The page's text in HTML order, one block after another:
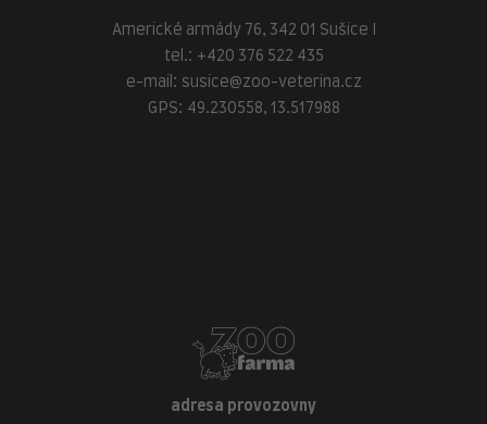
Americké armády 76, 342 01 Sušice I
tel.: +420 376 522 435
e-mail: susice@zoo-veterina.cz
GPS: 49.230558, 13.517988
adresa provozovny